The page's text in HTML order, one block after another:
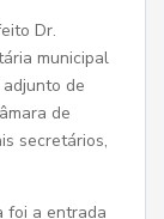
Dr.
municipal
de
de
secretários,
foi a entrada